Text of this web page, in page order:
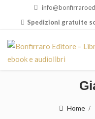
Spedizioni gratuite
Home